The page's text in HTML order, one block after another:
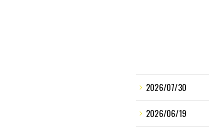
2026/07/30
2026/06/19